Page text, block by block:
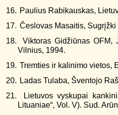
16. Paulius Rabikauskas,
17. Česlovas Masaitis,
18.
Viktoras Gidžiūnas OFM,
Vilnius, 1994.
19. Tremties ir kalinimo vietos,
20. Ladas Tulaba, Šventojo
21.
Lietuvos vyskupai
Lituaniae“, Vol. V). Sud.